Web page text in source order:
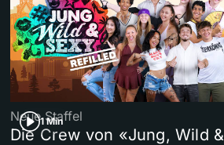
1 Min
Neue Staffel
Die Crew von «Jung, Wild &